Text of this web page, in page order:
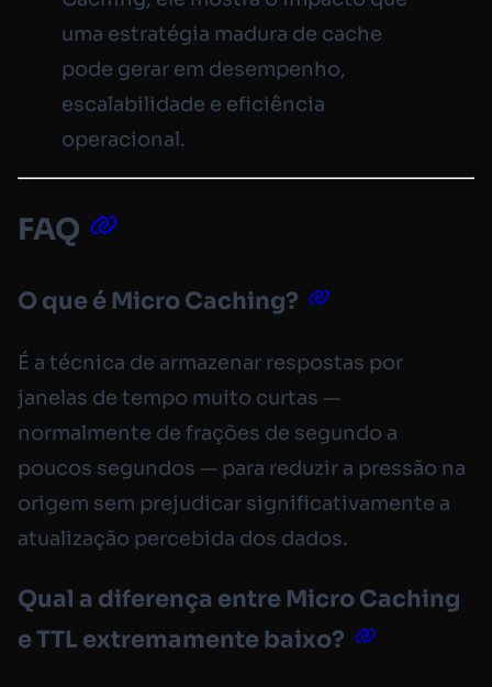
uma estratégia madura de cache
pode gerar em desempenho,
escalabilidade e eficiência
operacional.
FAQ
O que é Micro Caching?
É a técnica de armazenar respostas por
janelas de tempo muito curtas —
normalmente de frações de segundo a
poucos segundos — para reduzir a pressão na
origem sem prejudicar significativamente a
atualização percebida dos dados.
Qual a diferença entre Micro Caching
e TTL extremamente baixo?